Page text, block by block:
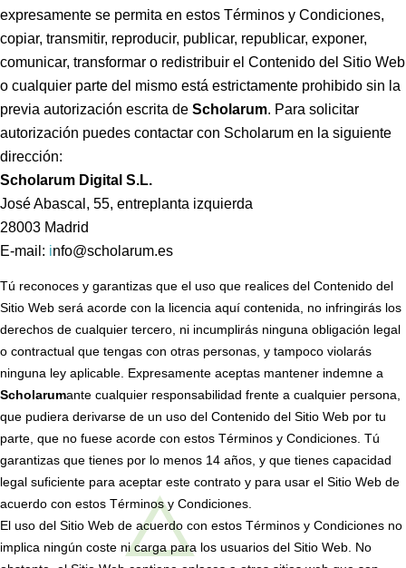
expresamente se permita en estos Términos y Condiciones,
copiar, transmitir, reproducir, publicar, republicar, exponer,
comunicar, transformar o redistribuir el Contenido del Sitio Web
o cualquier parte del mismo está estrictamente prohibido sin la
previa autorización escrita de Scholarum. Para solicitar
autorización puedes contactar con Scholarum en la siguiente
dirección:
Scholarum Digital S.L.
José Abascal, 55, entreplanta izquierda
28003 Madrid
E-mail: info@scholarum.es
Tú reconoces y garantizas que el uso que realices del Contenido del
Sitio Web será acorde con la licencia aquí contenida, no infringirás los
derechos de cualquier tercero, ni incumplirás ninguna obligación legal
o contractual que tengas con otras personas, y tampoco violarás
ninguna ley aplicable. Expresamente aceptas mantener indemne a
Scholarumante cualquier responsabilidad frente a cualquier persona,
que pudiera derivarse de un uso del Contenido del Sitio Web por tu
parte, que no fuese acorde con estos Términos y Condiciones. Tú
garantizas que tienes por lo menos 14 años, y que tienes capacidad
legal suficiente para aceptar este contrato y para usar el Sitio Web de
acuerdo con estos Términos y Condiciones.
El uso del Sitio Web de acuerdo con estos Términos y Condiciones no
implica ningún coste ni carga para los usuarios del Sitio Web. No